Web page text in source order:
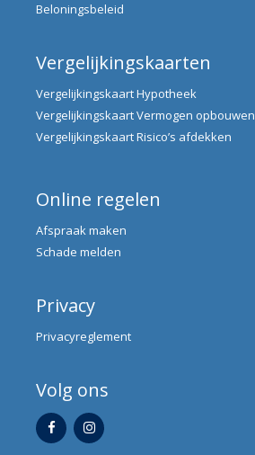
Beloningsbeleid
Vergelijkingskaarten
Vergelijkingskaart Hypotheek
Vergelijkingskaart Vermogen opbouwen
Vergelijkingskaart Risico’s afdekken
Online regelen
Afspraak maken
Schade melden
Privacy
Privacyreglement
Volg ons